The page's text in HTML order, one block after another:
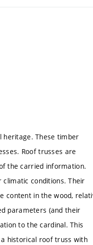
These timber
Roof trusses are
the carried information.
conditions. Their
content in the wood,
parameters (and their
to the cardinal. This
historical roof truss with